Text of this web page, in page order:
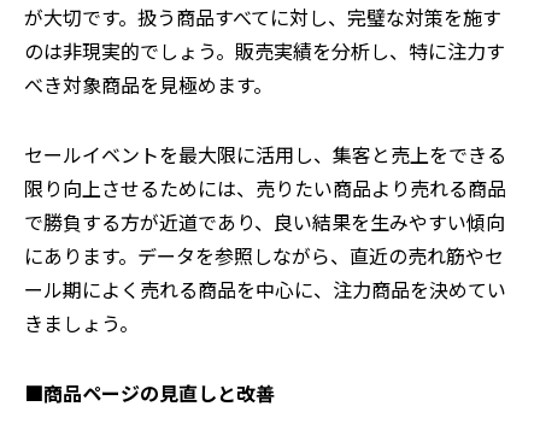
が大切です。扱う商品すべてに対し、完璧な対策を施す
のは非現実的でしょう。販売実績を分析し、特に注力す
べき対象商品を見極めます。
セールイベントを最大限に活用し、集客と売上をできる
限り向上させるためには、売りたい商品より売れる商品
で勝負する方が近道であり、良い結果を生みやすい傾向
にあります。データを参照しながら、直近の売れ筋やセ
ール期によく売れる商品を中心に、注力商品を決めてい
きましょう。
■商品ページの見直しと改善